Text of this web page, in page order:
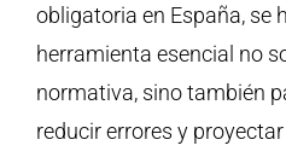
obligatoria en España, se
herramienta esencial no
normativa, sino también
reducir errores y